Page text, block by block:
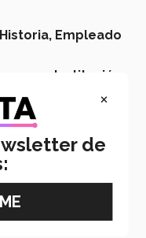
Historia, Empleado
Institución
Velasco, ganadora
×
de